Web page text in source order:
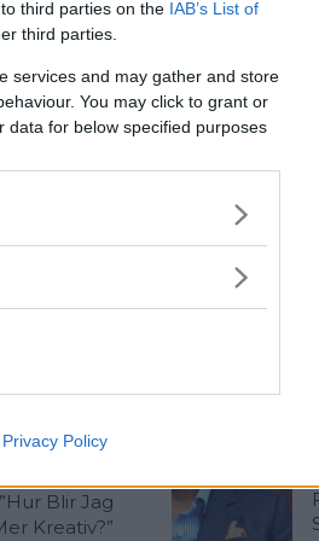
third parties on the IAB’s List of
third parties.
services and may gather and store
You may click to grant or
data for below specified purposes
Privacy Policy
bild
Blir Jag
Kreativ?”
MEST